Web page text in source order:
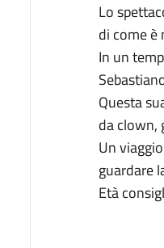
Lo
di come è
In un
Questa
da clown,
Un
guardare
Età